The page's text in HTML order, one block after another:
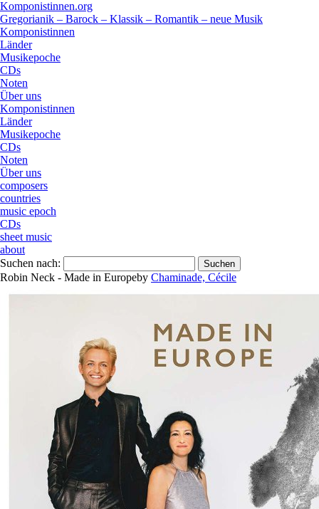
Komponistinnen.org
Gregorianik – Barock – Klassik – Romantik – neue Musik
Komponistinnen
Länder
Musikepoche
CDs
Noten
Über uns
Komponistinnen
Länder
Musikepoche
CDs
Noten
Über uns
composers
countries
music epoch
CDs
sheet music
about
Suchen nach:
Robin Neck - Made in Europeby Chaminade, Cécile